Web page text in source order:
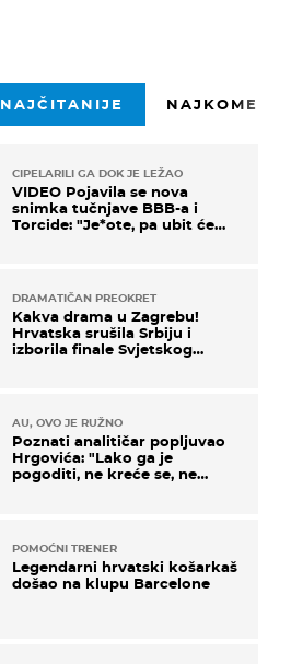
NAJČITANIJE
CIPELARILI GA DOK JE LEŽAO
VIDEO Pojavila se nova
snimka tučnjave BBB-a i
Torcide: "Je*ote, pa ubit će
DRAMATIČAN PREOKRET
Kakva drama u Zagrebu!
Hrvatska srušila Srbiju i
izborila finale Svjetskog
AU, OVO JE RUŽNO
Poznati analitičar popljuvao
Hrgovića: "Lako ga je
pogoditi, ne kreće se, ne
POMOĆNI TRENER
Legendarni hrvatski košarkaš
došao na klupu Barcelone